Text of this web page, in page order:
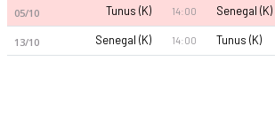
05/10 Tunus (K) 14:00 Senegal (K)
13/10 Senegal (K) 14:00 Tunus (K)